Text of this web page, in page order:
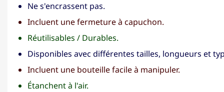
Ne s'encrassent pas.
Incluent une fermeture à capuchon.
Réutilisables / Durables.
Disponibles avec différentes tailles, longueurs et
Incluent une bouteille facile à manipuler.
Étanchent à l'air.